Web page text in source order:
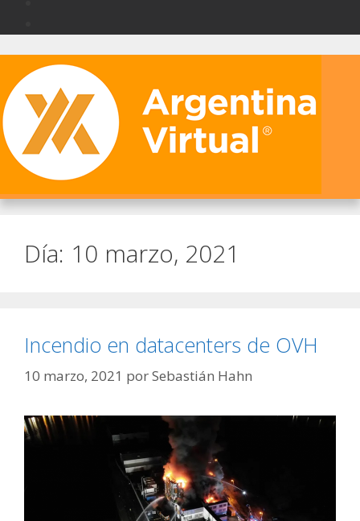
Día: 10 marzo, 2021
Incendio en datacenters de OVH
10 marzo, 2021 porSebastián Hahn